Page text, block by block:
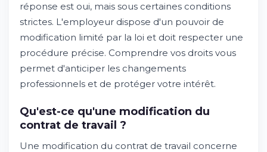
contrat ?
L'employeur peut-il modifier librement le
contrat de travail ?
Quels sont les motifs de modification du
La procédure légale de modification du
contrat
du salarié ?
Les différentes modifications possibles
Les situations particulières de modification
réponse est oui, mais sous certaines conditions
strictes. L'employeur dispose d'un pouvoir de
modification limité par la loi et doit respecter une
procédure précise. Comprendre vos droits vous
permet d'anticiper les changements
professionnels et de protéger votre intérêt.
Qu'est-ce qu'une modification du
contrat de travail ?
Une modification du contrat de travail concerne